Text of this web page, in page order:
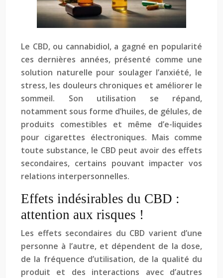
Le CBD, ou cannabidiol, a gagné en popularité
ces dernières années, présenté comme une
solution naturelle pour soulager l’anxiété, le
stress, les douleurs chroniques et améliorer le
sommeil. Son utilisation se répand,
notamment sous forme d’huiles, de gélules, de
produits comestibles et même d’e-liquides
pour cigarettes électroniques. Mais comme
toute substance, le CBD peut avoir des effets
secondaires, certains pouvant impacter vos
relations interpersonnelles.
Effets indésirables du CBD :
attention aux risques !
Les effets secondaires du CBD varient d’une
personne à l’autre, et dépendent de la dose,
de la fréquence d’utilisation, de la qualité du
produit et des interactions avec d’autres